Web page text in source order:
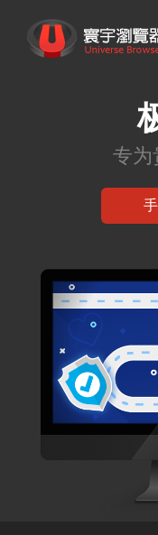
寰宇浏览器 -
证，值得信赖
寰宇